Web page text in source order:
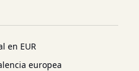
en EUR
europea